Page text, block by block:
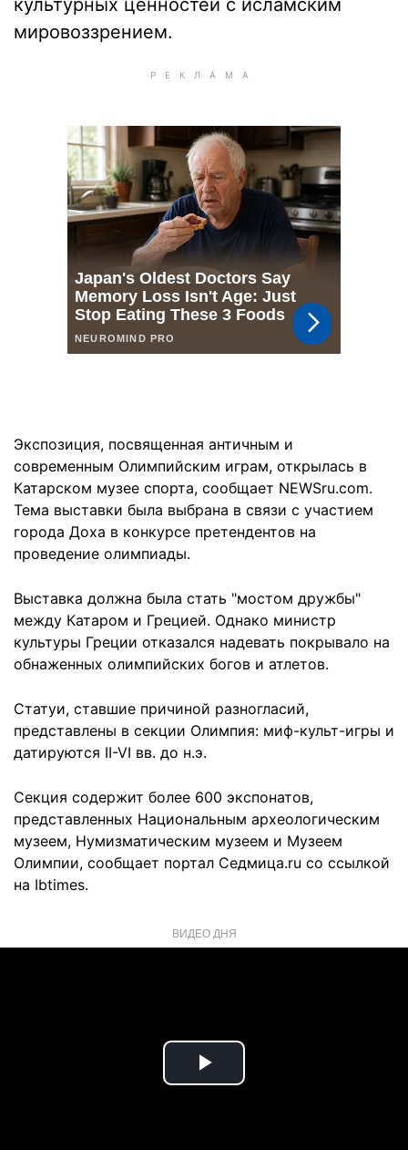
культурных ценностей с исламским
мировоззрением.
Экспозиция, посвященная античным и
современным Олимпийским играм, открылась в
Катарском музее спорта, сообщает NEWSru.com.
Тема выставки была выбрана в связи с участием
города Доха в конкурсе претендентов на
проведение олимпиады.
Выставка должна была стать "мостом дружбы"
между Катаром и Грецией. Однако министр
культуры Греции отказался надевать покрывало на
обнаженных олимпийских богов и атлетов.
Статуи, ставшие причиной разногласий,
представлены в секции Олимпия: миф-культ-игры и
датируются II-VI вв. до н.э.
Секция содержит более 600 экспонатов,
представленных Национальным археологическим
музеем, Нумизматическим музеем и Музеем
Олимпии, сообщает портал Седмица.ru со ссылкой
на Ibtimes.
ВИДЕО ДНЯ
Play